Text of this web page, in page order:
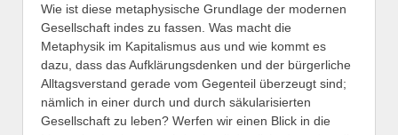
Wie ist diese metaphysische Grundlage der modernen
Gesellschaft indes zu fassen. Was macht die
Metaphysik im Kapitalismus aus und wie kommt es
dazu, dass das Aufklärungsdenken und der bürgerliche
Alltagsverstand gerade vom Gegenteil überzeugt sind;
nämlich in einer durch und durch säkularisierten
Gesellschaft zu leben? Werfen wir einen Blick in die